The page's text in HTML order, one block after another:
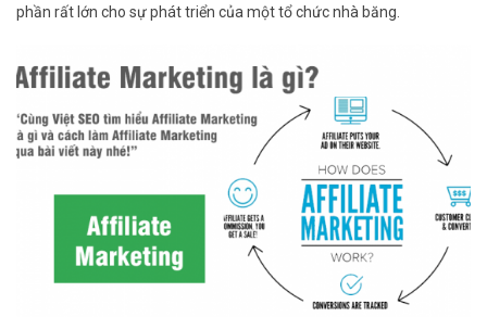
phần rất lớn cho sự phát triển của một tổ chức nhà băng.